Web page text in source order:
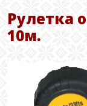
Рулетка
10м.